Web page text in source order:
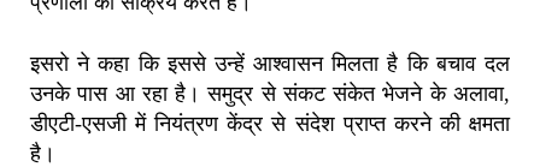
इसरो ने कहा कि इससे उन्हें आश्वासन मिलता है कि बचाव दल
उनके पास आ रहा है। समुद्र से संकट संकेत भेजने के अलावा,
डीएटी-एसजी में नियंत्रण केंद्र से संदेश प्राप्त करने की क्षमता
है।